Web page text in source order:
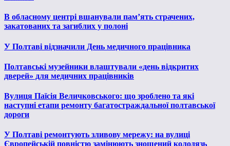
В обласному центрі вшанували пам’ять страчених,
закатованих та загиблих у полоні
У Полтаві відзначили День медичного працівника
Полтавські музейники влаштували «день відкритих
дверей» для медичних працівників
Вулиця Паїсія Величковського: що зроблено та які
наступні етапи ремонту багатостраждальної полтавської
дороги
У Полтаві ремонтують зливову мережу: на вулиці
Європейській повністю замінюють зношений колодязь